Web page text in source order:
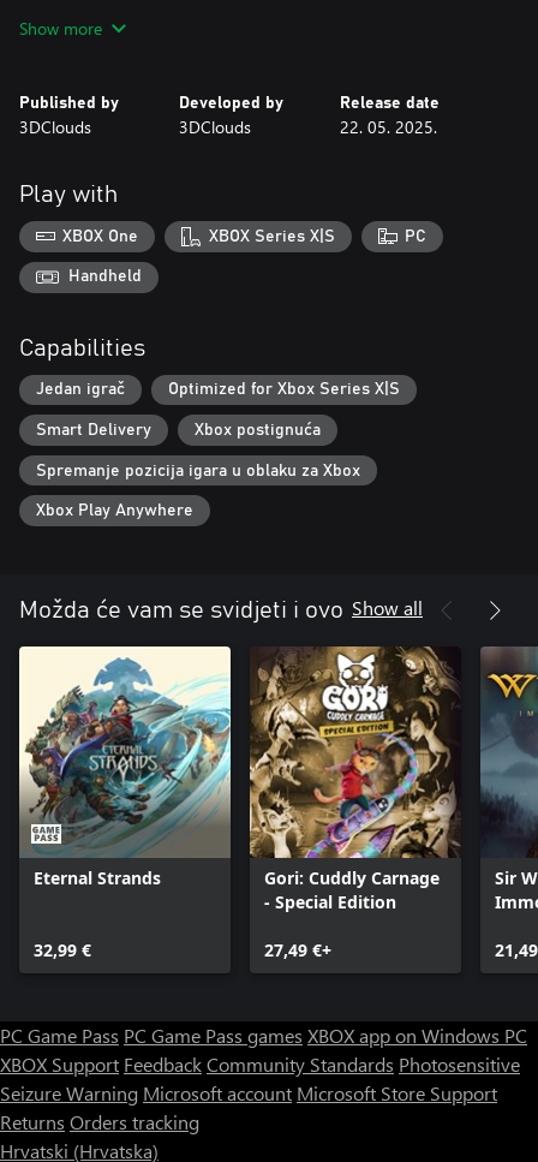
postavu likova, svaki s jedinstvenim sposobnostima i osobnošću.
Borite se za preživljavanje: koristite svoju oštricu, magiju i vatreno
oružje u uzbudljivoj kopnenoj borbi, zajedno s posebnim
Jeste li spremni zauzeti svoje mjesto u povijesti pirata?
Show more
Published by
3DClouds
Developed by
3DClouds
Release date
22. 05. 2025.
Play with
XBOX One XBOX Series X|S PC
Handheld
Capabilities
Jedan igrač Optimized for Xbox Series X|S
Smart Delivery Xbox postignuća
Spremanje pozicija igara u oblaku za Xbox
Xbox Play Anywhere
Možda će vam se svidjeti i ovo Show all
Eternal Strands
32,99 €
Gori: Cuddly Carnage
- Special Edition
27,49 €+
Sir
PC Game Pass PC Game Pass games XBOX app on Windows PC
XBOX Support FeedbackCommunity Standards Photosensitive
Seizure Warning Microsoft account Microsoft Store Support
Returns Orders tracking
Hrvatski (Hrvatska)